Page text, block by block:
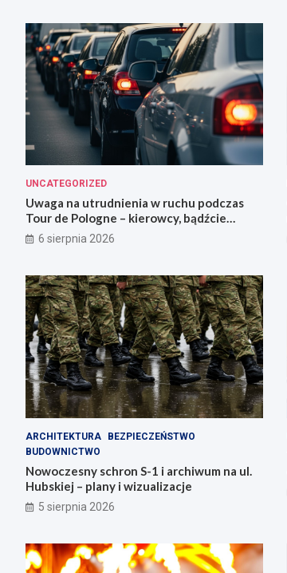
UNCATEGORIZED
Uwaga na utrudnienia w ruchu podczas
Tour de Pologne – kierowcy, bądźcie
przygotowani!
6 sierpnia 2026
ARCHITEKTURA
BEZPIECZEŃSTWO
BUDOWNICTWO
Nowoczesny schron S-1 i archiwum na ul.
Hubskiej – plany i wizualizacje
5 sierpnia 2026